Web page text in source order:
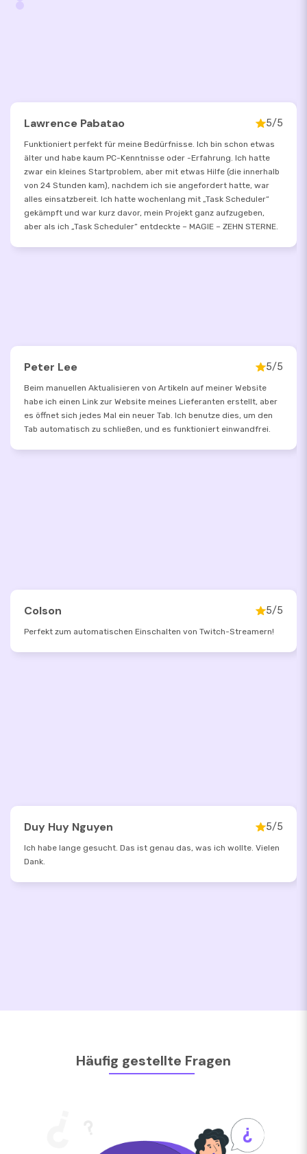
Lawrence Pabatao 5/5
Funktioniert perfekt für meine Bedürfnisse. Ich bin schon etwas
älter und habe kaum PC-Kenntnisse oder -Erfahrung. Ich hatte
zwar ein kleines Startproblem, aber mit etwas Hilfe (die innerhalb
von 24 Stunden kam), nachdem ich sie angefordert hatte, war
alles einsatzbereit. Ich hatte wochenlang mit „Task Scheduler“
gekämpft und war kurz davor, mein Projekt ganz aufzugeben,
aber als ich „Task Scheduler“ entdeckte – MAGIE – ZEHN STERNE.
Peter Lee 5/5
Beim manuellen Aktualisieren von Artikeln auf meiner Website
habe ich einen Link zur Website meines Lieferanten erstellt, aber
es öffnet sich jedes Mal ein neuer Tab. Ich benutze dies, um den
Tab automatisch zu schließen, und es funktioniert einwandfrei.
Colson 5/5
Perfekt zum automatischen Einschalten von Twitch-Streamern!
Duy Huy Nguyen 5/5
Ich habe lange gesucht. Das ist genau das, was ich wollte. Vielen
Dank.
Häufig gestellte Fragen